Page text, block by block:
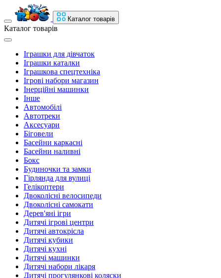
Каталог товарів
Каталог товарів
Іграшки для дівчаток
Іграшки каталки
Іграшкова спецтехніка
Ігрові набори магазин
Інерційні машинки
Інше
Автомобілі
Автотреки
Аксесуари
Біговели
Басейни каркасні
Басейни наливні
Бокс
Будиночки та замки
Гірлянда для вулиці
Гелікоптери
Двоколісні велосипеди
Двоколісні самокати
Дерев'яні ігри
Дитячі ігрові центри
Дитячі автокрісла
Дитячі кубики
Дитячі кухні
Дитячі машинки
Дитячі набори лікаря
Дитячі прогулянкові коляски